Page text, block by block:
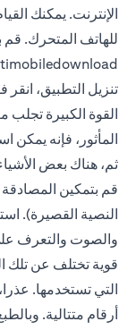
الإنترنت. يمكنك
للهاتف المتحرك. قم
تنزيل التطبيق،
القوة الكبيرة تجلب
المأثور، فإنه يمكن
ثم، هناك بعض الأشياء
قم بتمكين المصادقة
النصية القصيرة).
والصوت والتعرف
قوية تختلف عن تلك
التي تستخدمها.
أرقام متتالية.